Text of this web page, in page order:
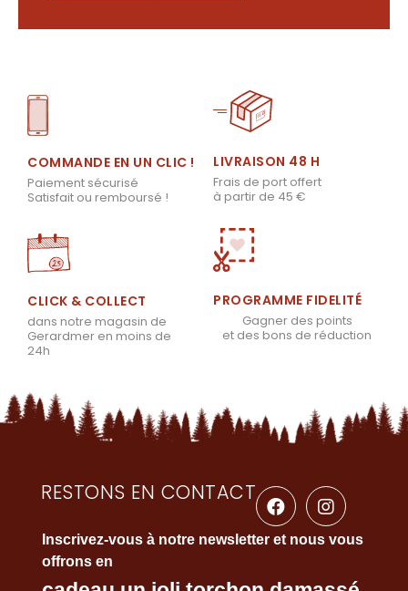
COMMANDE EN UN CLIC !
Paiement sécurisé
Satisfait ou remboursé !
LIVRAISON 48 H
Frais de port offert
à partir de 45 €
CLICK & COLLECT
dans notre magasin de
Gerardmer en moins de
24h
PROGRAMME FIDELITÉ
Gagner des points
et des bons de réduction
RESTONS EN CONTACT
Inscrivez-vous à notre newsletter et nous vous
offrons en